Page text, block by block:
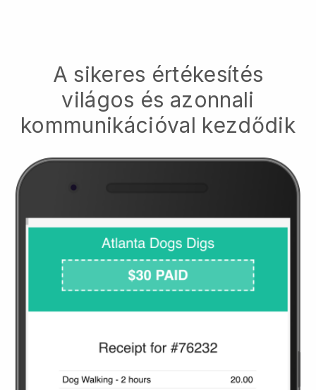
A sikeres értékesítés
világos és azonnali
kommunikációval kezdődik